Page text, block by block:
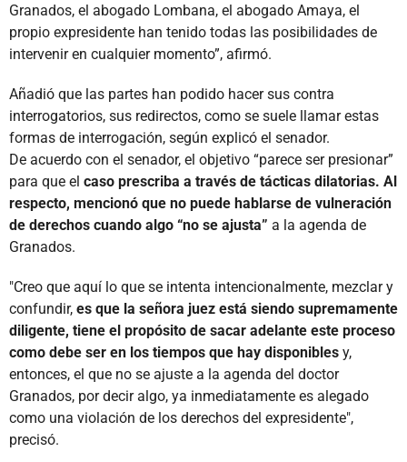
Granados, el abogado Lombana, el abogado Amaya, el
propio expresidente han tenido todas las posibilidades de
intervenir en cualquier momento”, afirmó.
Añadió que las partes han podido hacer sus contra
interrogatorios, sus redirectos, como se suele llamar estas
formas de interrogación, según explicó el senador.
De acuerdo con el senador, el objetivo “parece ser presionar”
para que el caso prescriba a través de tácticas dilatorias. Al
respecto, mencionó que no puede hablarse de vulneración
de derechos cuando algo “no se ajusta” a la agenda de
Granados.
"Creo que aquí lo que se intenta intencionalmente, mezclar y
confundir, es que la señora juez está siendo supremamente
diligente, tiene el propósito de sacar adelante este proceso
como debe ser en los tiempos que hay disponibles y,
entonces, el que no se ajuste a la agenda del doctor
Granados, por decir algo, ya inmediatamente es alegado
como una violación de los derechos del expresidente",
precisó.